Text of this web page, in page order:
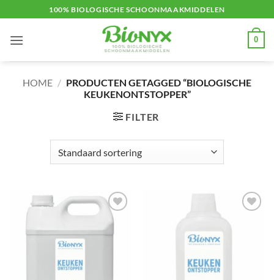
naar
inhoud
100% BIOLOGISCHE SCHOONMAAKMIDDELEN
0
HOME / PRODUCTEN GETAGGED “BIOLOGISCHE
KEUKENONTSTOPPER”
FILTER
Toevoegen
aan
verlanglijst
Toevoegen